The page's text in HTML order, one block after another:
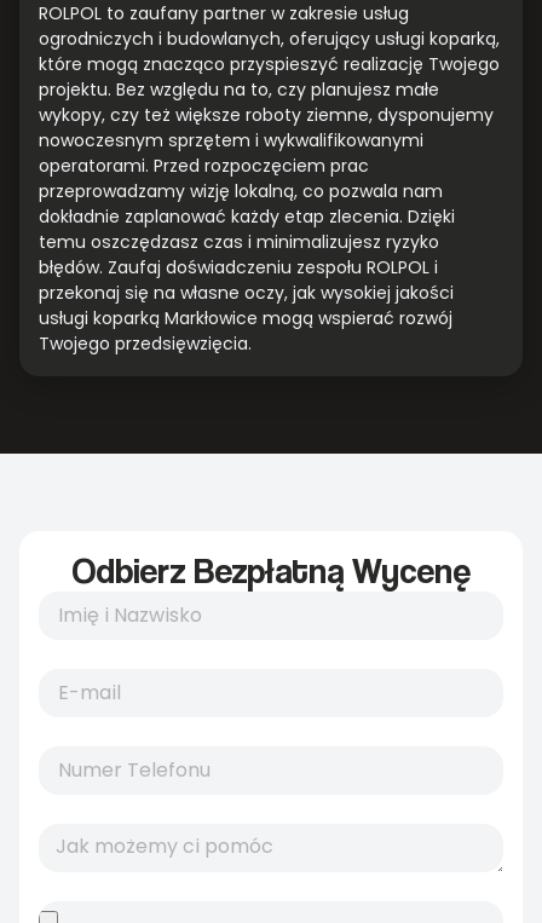
ROLPOL to zaufany partner w zakresie usług
ogrodniczych i budowlanych, oferujący usługi koparką,
które mogą znacząco przyspieszyć realizację Twojego
projektu. Bez względu na to, czy planujesz małe
wykopy, czy też większe roboty ziemne, dysponujemy
nowoczesnym sprzętem i wykwalifikowanymi
operatorami. Przed rozpoczęciem prac
przeprowadzamy wizję lokalną, co pozwala nam
dokładnie zaplanować każdy etap zlecenia. Dzięki
temu oszczędzasz czas i minimalizujesz ryzyko
błędów. Zaufaj doświadczeniu zespołu ROLPOL i
przekonaj się na własne oczy, jak wysokiej jakości
usługi koparką Markłowice mogą wspierać rozwój
Twojego przedsięwzięcia.
Odbierz Bezpłatną Wycenę